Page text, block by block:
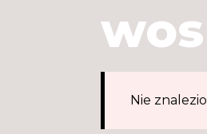
Nie